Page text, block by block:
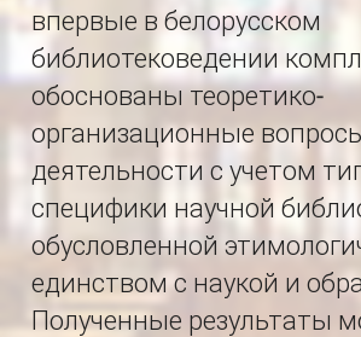
впервые в белорусском
библиотековедении
обоснованы теоретико-
организационные
деятельности с учетом
специфики научной
обусловленной
единством с наукой и
Полученные результаты